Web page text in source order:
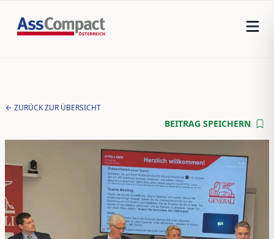
ZURÜCK ZUR ÜBERSICHT
BEITRAG SPEICHERN